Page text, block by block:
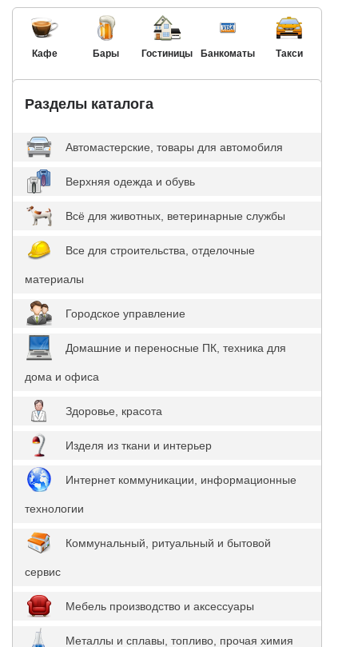
Кафе Бары Гостиницы Банкоматы Такси
Разделы каталога
Автомастерские, товары для автомобиля
Верхняя одежда и обувь
Всё для животных, ветеринарные службы
Все для строительства, отделочные
материалы
Городское управление
Домашние и переносные ПК, техника для
дома и офиса
Здоровье, красота
Изделя из ткани и интерьер
Интернет коммуникации, информационные
технологии
Коммунальный, ритуальный и бытовой
сервис
Мебель производство и аксессуары
Металлы и сплавы, топливо, прочая химия